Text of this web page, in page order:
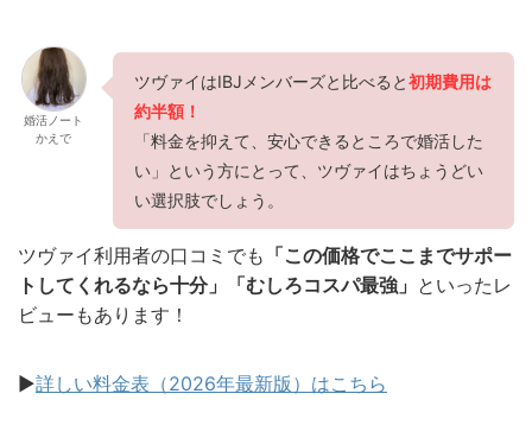
婚活ノート
かえで
ツヴァイはIBJメンバーズと比べると初期費用は
約半額！
「料金を抑えて、安心できるところで婚活した
い」という方にとって、ツヴァイはちょうどい
い選択肢でしょう。
ツヴァイ利用者の口コミでも 「この価格でここまでサポー
トしてくれるなら十分」「むしろコスパ最強」 といったレ
ビューもあります！
▶︎詳しい料金表（2026年最新版）はこちら